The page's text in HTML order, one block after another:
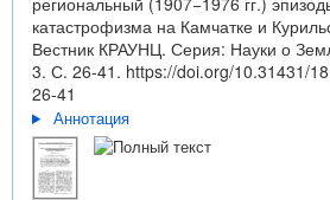
катастрофизма на Камчатке и
Вестник КРАУНЦ. Серия: Науки о
3. С. 26-41. https://doi.org/10.31431/
26-41
Аннотация